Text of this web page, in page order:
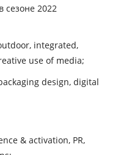
сезоне 2022
integrated,
use of media;
design, digital
& activation, PR,